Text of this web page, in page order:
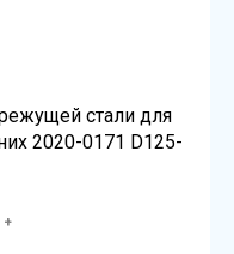
стали для
2020-0171 D125-
+